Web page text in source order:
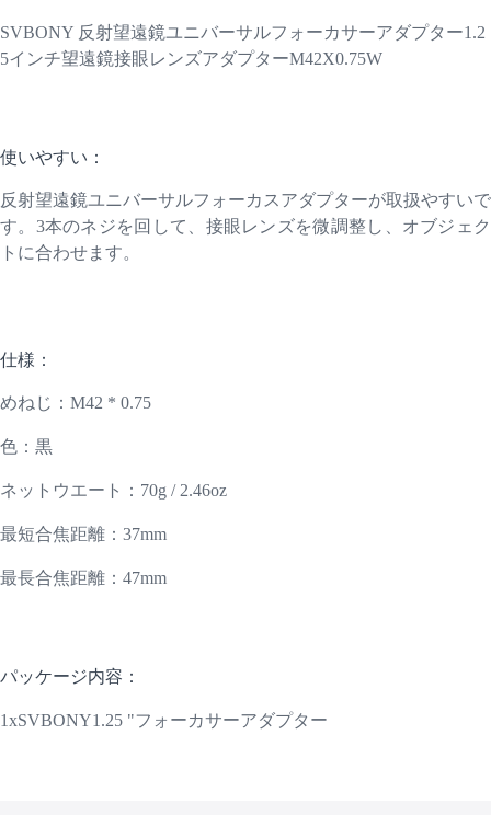
SVBONY 反射望遠鏡ユニバーサルフォーカサーアダプター1.2
5インチ望遠鏡接眼レンズアダプターM42X0.75W
使いやすい：
反射望遠鏡ユニバーサルフォーカスアダプターが取扱やすいで
す。 3本のネジを回して、接眼レンズを微調整し、 オブジェク
ト に合わせます。
仕様：
めねじ：M42 * 0.75
色：黒
ネットウエート ：70g / 2.46oz
最短合焦距離：37mm
最長合焦距離：47mm
パッケージ内容 ：
1xSVBONY1.25 "フォーカサーアダプター